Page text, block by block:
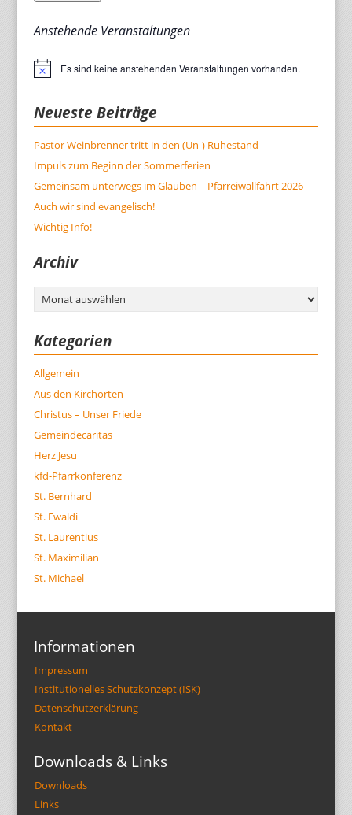
Anstehende Veranstaltungen
HinweisEs sind keine anstehenden Veranstaltungen vorhanden.
Neueste Beiträge
Pastor Weinbrenner tritt in den (Un-) Ruhestand
Impuls zum Beginn der Sommerferien
Gemeinsam unterwegs im Glauben – Pfarreiwallfahrt 2026
Auch wir sind evangelisch!
Wichtig Info!
Archiv
Archiv
Kategorien
Allgemein
Aus den Kirchorten
Christus – Unser Friede
Gemeindecaritas
Herz Jesu
kfd-Pfarrkonferenz
St. Bernhard
St. Ewaldi
St. Laurentius
St. Maximilian
St. Michael
Informationen
Impressum
Institutionelles Schutzkonzept (ISK)
Datenschutzerklärung
Kontakt
Downloads & Links
Downloads
Links